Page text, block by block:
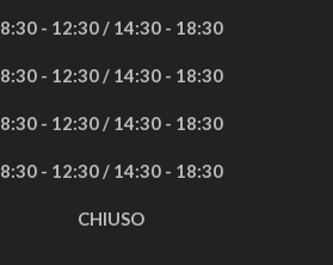
8:30 - 12:30 / 14:30 - 18:30
8:30 - 12:30 / 14:30 - 18:30
8:30 - 12:30 / 14:30 - 18:30
8:30 - 12:30 / 14:30 - 18:30
CHIUSO